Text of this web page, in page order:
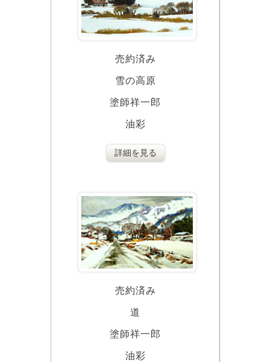
売約済み
雪の高原
塗師祥一郎
油彩
詳細を見る
売約済み
道
塗師祥一郎
油彩